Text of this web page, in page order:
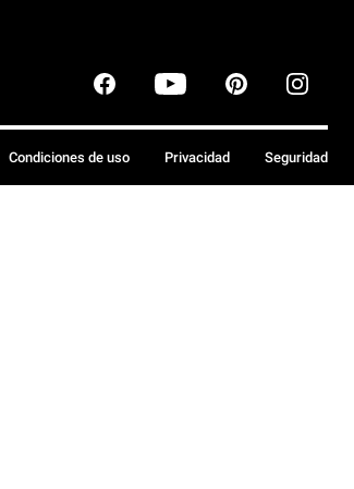
Condiciones de uso Privacidad Seguridad